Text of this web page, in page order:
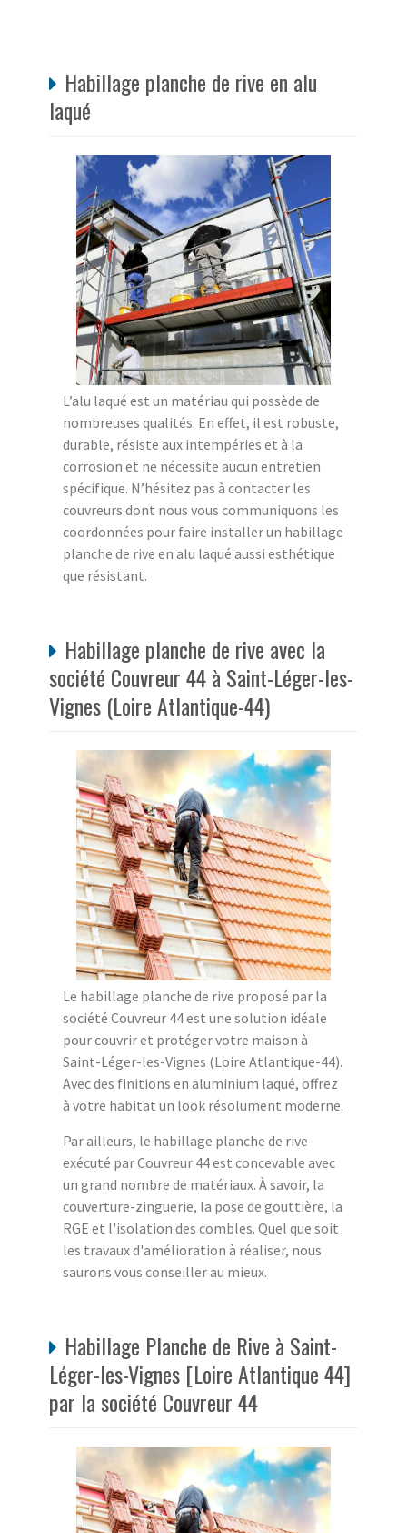
Habillage planche de rive en alu
laqué
L’alu laqué est un matériau qui possède de
nombreuses qualités. En effet, il est robuste,
durable, résiste aux intempéries et à la
corrosion et ne nécessite aucun entretien
spécifique. N’hésitez pas à contacter les
couvreurs dont nous vous communiquons les
coordonnées pour faire installer un habillage
planche de rive en alu laqué aussi esthétique
que résistant.
Habillage planche de rive avec la
société Couvreur 44 à Saint-Léger-les-
Vignes (Loire Atlantique-44)
Le habillage planche de rive proposé par la
société Couvreur 44 est une solution idéale
pour couvrir et protéger votre maison à
Saint-Léger-les-Vignes (Loire Atlantique-44).
Avec des finitions en aluminium laqué, offrez
à votre habitat un look résolument moderne.
Par ailleurs, le habillage planche de rive
exécuté par Couvreur 44 est concevable avec
un grand nombre de matériaux. À savoir, la
couverture-zinguerie, la pose de gouttière, la
RGE et l'isolation des combles. Quel que soit
les travaux d'amélioration à réaliser, nous
saurons vous conseiller au mieux.
Habillage Planche de Rive à Saint-
Léger-les-Vignes [Loire Atlantique 44]
par la société Couvreur 44